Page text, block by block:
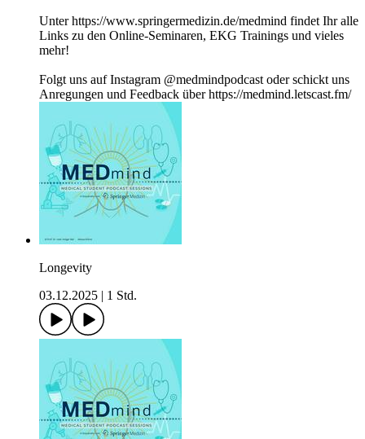
Unter https://www.springermedizin.de/medmind findet Ihr alle
Links zu den Online-Seminaren, EKG Trainings und vieles
mehr!
Folgt uns auf Instagram @medmindpodcast oder schickt uns
Anregungen und Feedback über https://medmind.letscast.fm/
Longevity
03.12.2025
1 Std.